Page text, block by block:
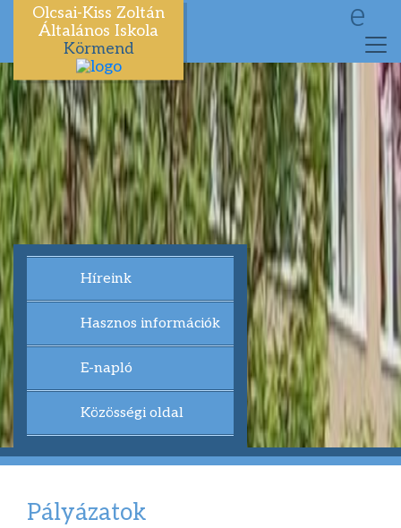
Olcsai-Kiss Zoltán
Általános Iskola
Körmend
e
Híreink
Hasznos információk
E-napló
Közösségi oldal
Pályázatok